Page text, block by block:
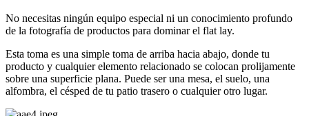
No necesitas ningún equipo especial ni un conocimiento profundo
de la fotografía de productos para dominar el flat lay.
Esta toma es una simple toma de arriba hacia abajo, donde tu
producto y cualquier elemento relacionado se colocan prolijamente
sobre una superficie plana. Puede ser una mesa, el suelo, una
alfombra, el césped de tu patio trasero o cualquier otro lugar.